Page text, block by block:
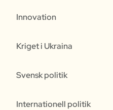
Innovation
Kriget i Ukraina
Svensk politik
Internationell politik